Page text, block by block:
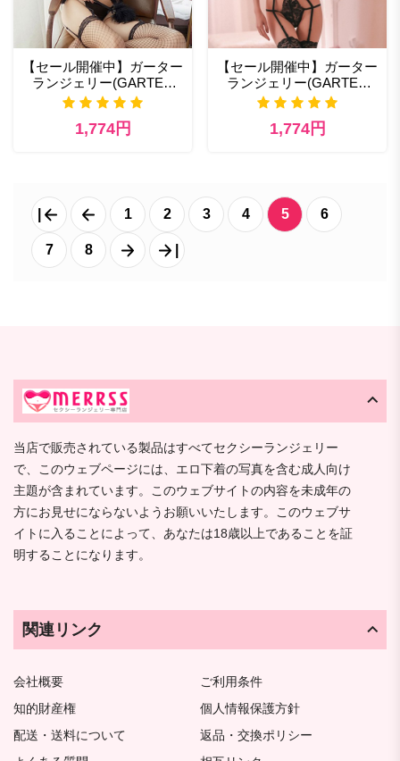
【セール開催中】ガーター
ランジェリー(GARTER
LINGERIE) セクシー ラン
1,774円
【セール開催中】ガーター
ランジェリー(GARTER
LINGERIE) ベビー ドール
1,774円
1 2 3 4 5 6
7 8
当店で販売されている製品はすべてセクシーランジェリー
で、このウェブページには、エロ下着の写真を含む成人向け
主題が含まれています。このウェブサイトの内容を未成年の
方にお見せにならないようお願いいたします。このウェブサ
イトに入ることによって、あなたは18歳以上であることを証
明することになります。
関連リンク
会社概要
ご利用条件
知的財産権
個人情報保護方針
配送・送料について
返品・交換ポリシー